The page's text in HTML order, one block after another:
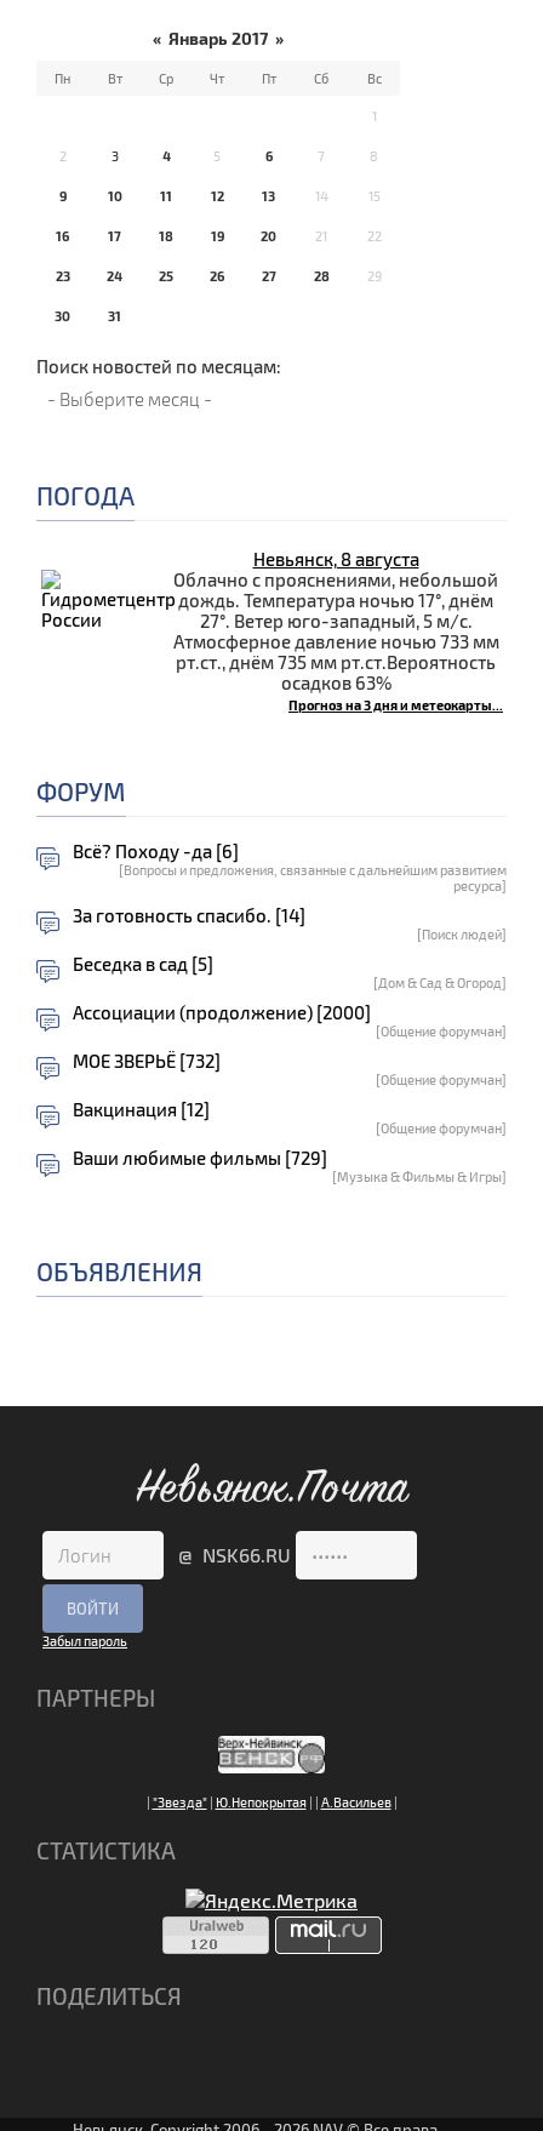
« Январь 2017 »
Пн Вт Ср Чт Пт Сб Вс
1
2 3 4 5 6 7 8
9 10 11 12 13 14 15
16 17 18 19 20 21 22
23 24 25 26 27 28 29
30 31
Поиск новостей по месяцам:
ПОГОДА
Невьянск, 8 августа
Облачно с прояснениями, небольшой
дождь. Температура ночью 17°, днём
27°. Ветер юго-западный, 5 м/с.
Атмосферное давление ночью 733 мм
рт.ст., днём 735 мм рт.ст.Вероятность
осадков 63%
Прогноз на 3 дня и метеокарты...
ФОРУМ
Всё? Походу -да [6]
[Вопросы и предложения, связанные с дальнейшим развитием
ресурса]
За готовность спасибо. [14]
[Поиск людей]
Беседка в сад [5]
[Дом & Сад & Огород]
Ассоциации (продолжение) [2000]
[Общение форумчан]
МОЕ ЗВЕРЬЁ [732]
[Общение форумчан]
Вакцинация [12]
[Общение форумчан]
Ваши любимые фильмы [729]
[Музыка & Фильмы & Игры]
ОБЪЯВЛЕНИЯ
Невьянск.Почта
@ NSK66.RU
Забыл пароль
ПАРТНЕРЫ
| "Звезда"| Ю.Непокрытая| | А.Васильев|
СТАТИСТИКА
ПОДЕЛИТЬСЯ